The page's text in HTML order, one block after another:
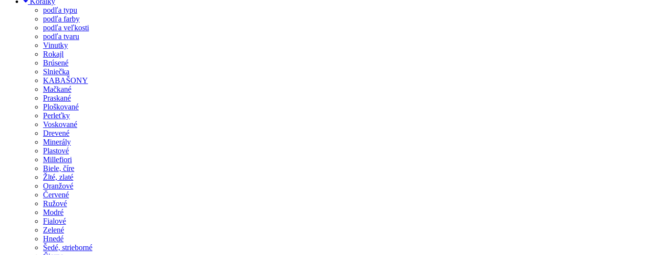
podľa typu
podľa farby
podľa veľkosti
podľa tvaru
Vinutky
Rokajl
Brúsené
Slniečka
KABAŠONY
Mačkané
Praskané
Ploškované
Perleťky
Voskované
Drevené
Minerály
Plastové
Millefiori
Biele, číre
Žlté, zlaté
Oranžové
Červené
Ružové
Modré
Fialové
Zelené
Hnedé
Šedé, strieborné